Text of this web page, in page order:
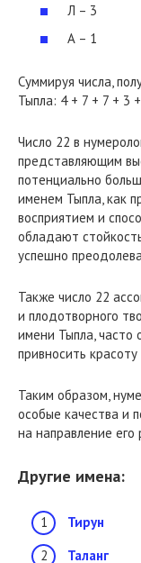
Л – 3
А – 1
Суммируя числа,
Тыпла: 4 + 7 + 7 + 3
Число 22 в
представляющим
потенциально
именем Тыпла, как
восприятием и
обладают
успешно
Также число 22
и плодотворного
имени Тыпла,
привносить
Таким образом,
особые качества и
на направление
Другие имена:
Тирун
Таланг